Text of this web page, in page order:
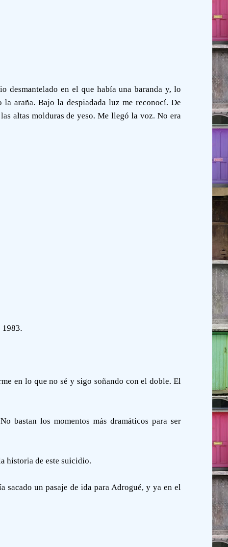
desmantelado en el que había una baranda y, lo
araña. Bajo la despiadada luz me reconocí. De
altas molduras de yeso. Me llegó la voz. No era
1983.
en lo que no sé y sigo soñando con el doble. El
bastan los momentos más dramáticos para ser
historia de este suicidio.
sacado un pasaje de ida para Adrogué, y ya en el